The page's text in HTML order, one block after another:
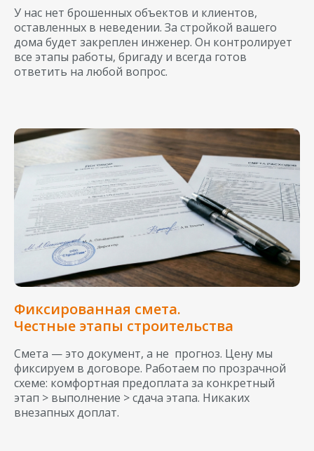
У нас нет брошенных объектов и клиентов,
оставленных в неведении. За стройкой вашего
дома будет закреплен инженер. Он контролирует
все этапы работы, бригаду и всегда готов
ответить на любой вопрос.
Фиксированная смета.
Честные этапы строительства
Смета — это документ, а не прогноз. Цену мы
фиксируем в договоре. Работаем по прозрачной
схеме: комфортная предоплата за конкретный
этап > выполнение > сдача этапа. Никаких
внезапных доплат.